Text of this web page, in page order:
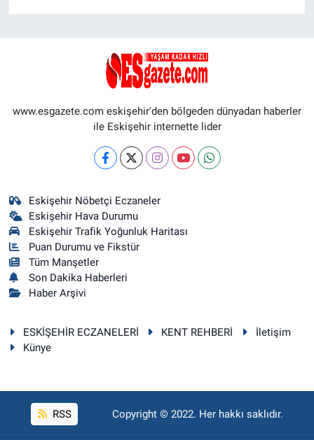
www.esgazete.com eskişehir'den bölgeden dünyadan haberler
ile Eskişehir internette lider
Eskişehir Nöbetçi Eczaneler
Eskişehir Hava Durumu
Eskişehir Trafik Yoğunluk Haritası
Puan Durumu ve Fikstür
Tüm Manşetler
Son Dakika Haberleri
Haber Arşivi
ESKİŞEHİR ECZANELERİ KENT REHBERİ
İletişim
Künye
RSS Copyright © 2022. Her hakkı saklıdır.